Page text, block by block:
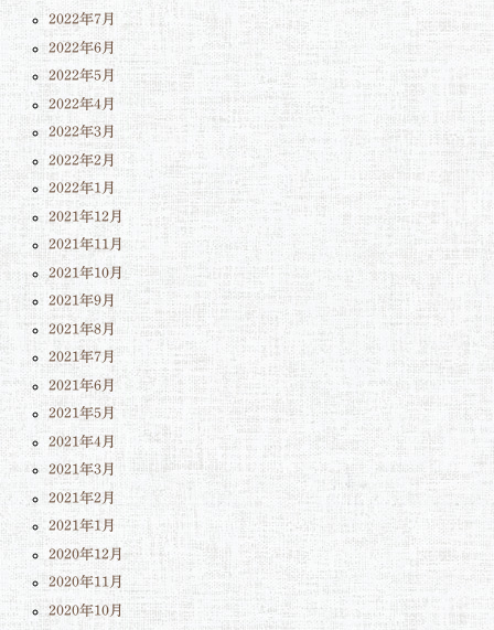
2022年7月
2022年6月
2022年5月
2022年4月
2022年3月
2022年2月
2022年1月
2021年12月
2021年11月
2021年10月
2021年9月
2021年8月
2021年7月
2021年6月
2021年5月
2021年4月
2021年3月
2021年2月
2021年1月
2020年12月
2020年11月
2020年10月